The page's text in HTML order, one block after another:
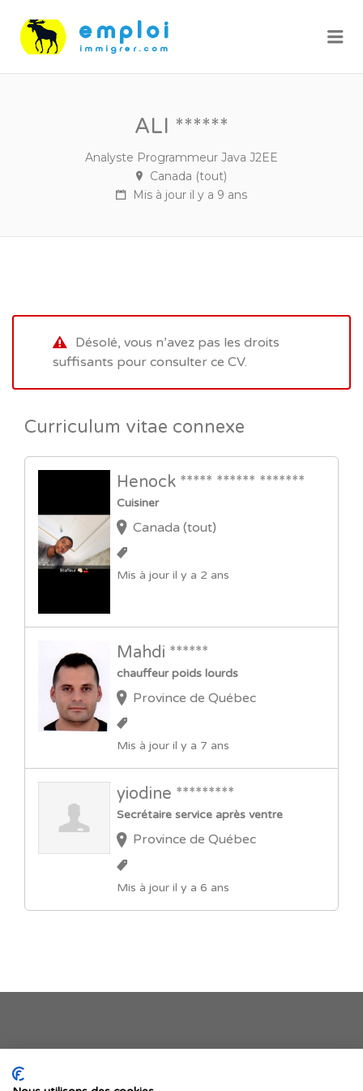
ALI ******
Analyste Programmeur Java J2EE
Canada (tout)
Mis à jour il y a 9 ans
Désolé, vous n’avez pas les droits
suffisants pour consulter ce CV.
Curriculum vitae connexe
Henock ***** ****** *******
Cuisiner
Canada (tout)
Mis à jour il y a 2 ans
Mahdi ******
chauffeur poids lourds
Province de Québec
Mis à jour il y a 7 ans
yiodine *********
Secrétaire service après ventre
Province de Québec
Mis à jour il y a 6 ans
Je publie mon offre